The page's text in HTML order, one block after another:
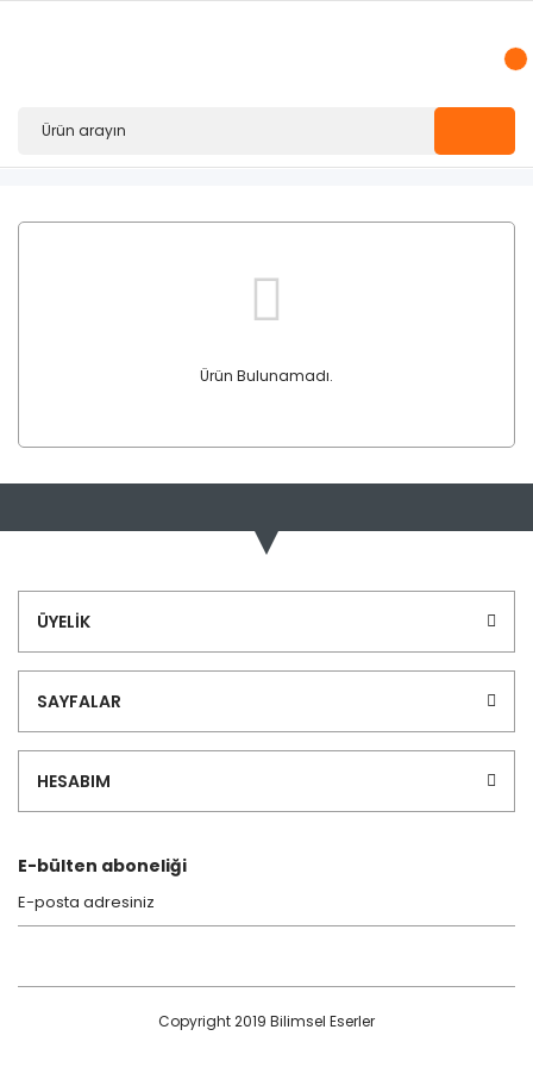
Ürün Bulunamadı.
ÜYELİK
SAYFALAR
HESABIM
E-bülten aboneliği
Copyright 2019 Bilimsel Eserler